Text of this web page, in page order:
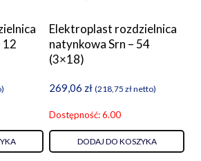
12
Elektroplast rozdzielnica
natynkowa Srn – 54
(3×18)
269,06 zł (218,75 złnetto)
Dostępność: 6.00
DODAJ DO KOSZYKA